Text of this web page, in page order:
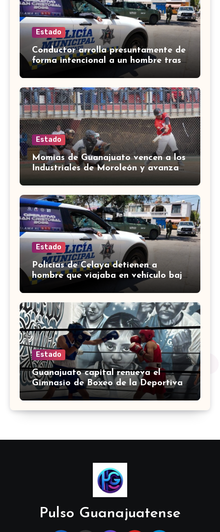
Estado
Conductor arrolla presuntamente de
forma intencional a un hombre tras
una riña en Celaya
Estado
Momias de Guanajuato vencen a los
Industriales de Moroleón y avanzan
a la final estatal de béisbol
Estado
Policías de Celaya detienen a
hombre que viajaba en vehículo bajo
investigación
Estado
Guanajuato capital renueva el
Gimnasio de Boxeo de la Deportiva
Torres Landa
Pulso Guanajuatense